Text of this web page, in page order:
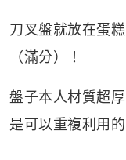
刀叉盤就放在蛋
（滿分）！
盤子本人材質超
是可以重複利用